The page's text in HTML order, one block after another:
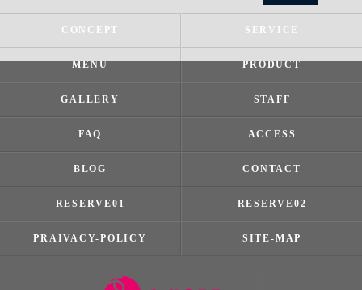
CONCEPT SERVICE
MENU PRODUCT
GALLERY STAFF
FAQ ACCESS
BLOG CONTACT
RESERVE01 RESERVE02
PRAIVACY-POLICY SITE-MAP